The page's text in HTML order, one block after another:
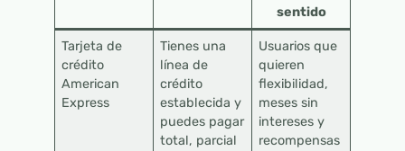
sentido
Tarjeta de
crédito
American
Express
Tienes una
línea de
crédito
establecida y
puedes pagar
total, parcial
Usuarios que
quieren
flexibilidad,
meses sin
intereses y
recompensas